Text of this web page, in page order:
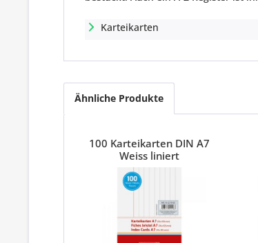
Karteikarten
Ähnliche Produkte
100 Karteikarten DIN A7
Weiss liniert